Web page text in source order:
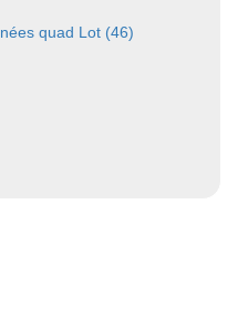
quad Lot (46)